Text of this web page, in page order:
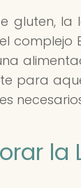
gluten, la
complejo
para
la